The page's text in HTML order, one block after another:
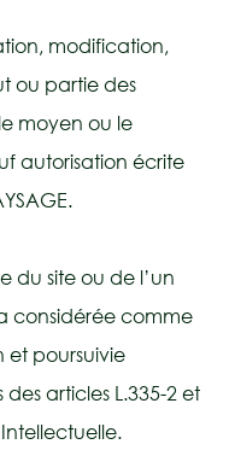
modification,
ou partie des
moyen ou le
autorisation écrite
du site ou de l’un
considérée comme
et poursuivie
articles L.335-2 et